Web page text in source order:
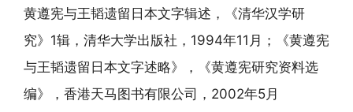
黄遵宪与王韬遗留日本文字辑述，《清华汉学研
究》1辑，清华大学出版社，1994年11月；《黄遵宪
与王韬遗留日本文字述略》，《黄遵宪研究资料选
编》，香港天马图书有限公司，2002年5月